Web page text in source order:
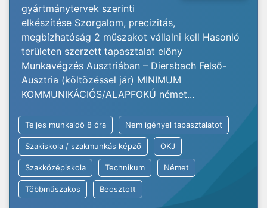
gyártmánytervek szerinti
elkészítése Szorgalom, precizitás,
megbízhatóság 2 műszakot vállalni kell Hasonló
területen szerzett tapasztalat előny
Munkavégzés Ausztriában – Diersbach Felső-
Ausztria (költözéssel jár) MINIMUM
KOMMUNIKÁCIÓS/ALAPFOKÚ német...
Teljes munkaidő 8 óra Nem igényel tapasztalatot
Szakiskola / szakmunkás képző OKJ
Szakközépiskola Technikum Német
Többműszakos Beosztott